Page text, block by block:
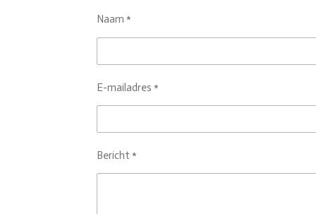
Naam *
E-mailadres *
Bericht *